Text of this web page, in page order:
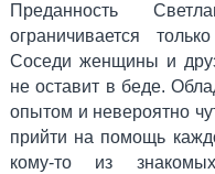
Преданность
ограничивается
Соседи женщины и
не оставит в беде.
опытом и невероятно
прийти на помощь
кому-то из